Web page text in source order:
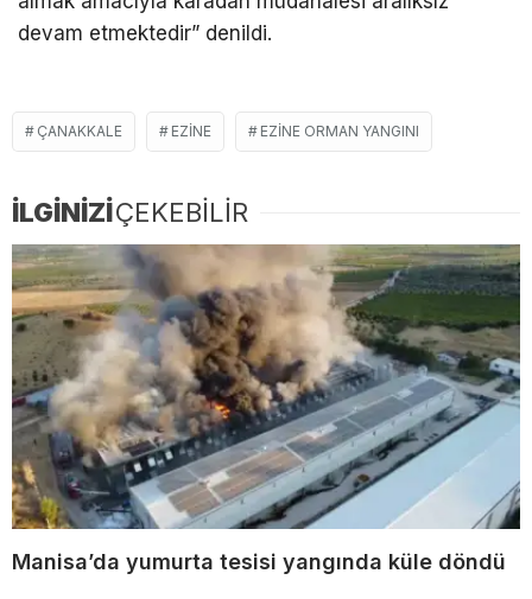
devam etmektedir” denildi.
ÇANAKKALE EZINE EZINE ORMAN YANGINI
İLGİNİZİÇEKEBİLİR
Manisa’da yumurta tesisi yangında küle döndü